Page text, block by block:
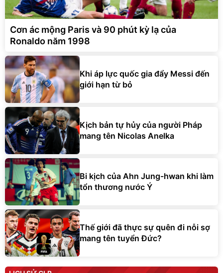
Cơn ác mộng Paris và 90 phút kỳ lạ của
Ronaldo năm 1998
Khi áp lực quốc gia đẩy Messi đến
giới hạn từ bỏ
Kịch bản tự hủy của người Pháp
mang tên Nicolas Anelka
Bi kịch của Ahn Jung-hwan khi làm
tổn thương nước Ý
Thế giới đã thực sự quên đi nỗi sợ
mang tên tuyển Đức?